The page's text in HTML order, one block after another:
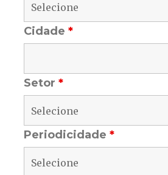
Cidade*
Setor*
Periodicidade*